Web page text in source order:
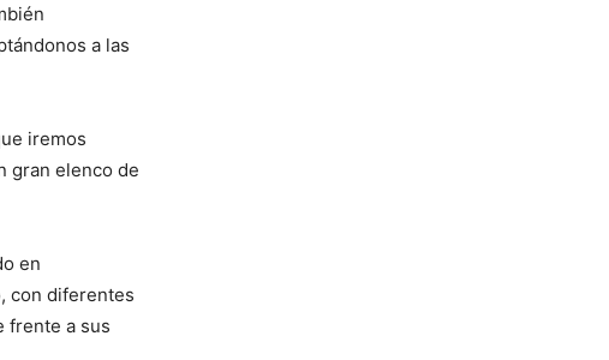
a las
iremos
gran elenco de
en
con diferentes
frente a sus